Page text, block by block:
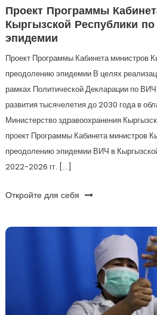
Проект Программы
Кыргызской Республики
эпидемии
Проект Программы Кабинета министров
преодолению эпидемии В целях
рамках Политической Декларации по
развития тысячелетия до 2030 года в
Министерство здравоохранения
проект Программы Кабинета министров
преодолению эпидемии ВИЧ в
2022-2026 гг. […]
Откройте для себя